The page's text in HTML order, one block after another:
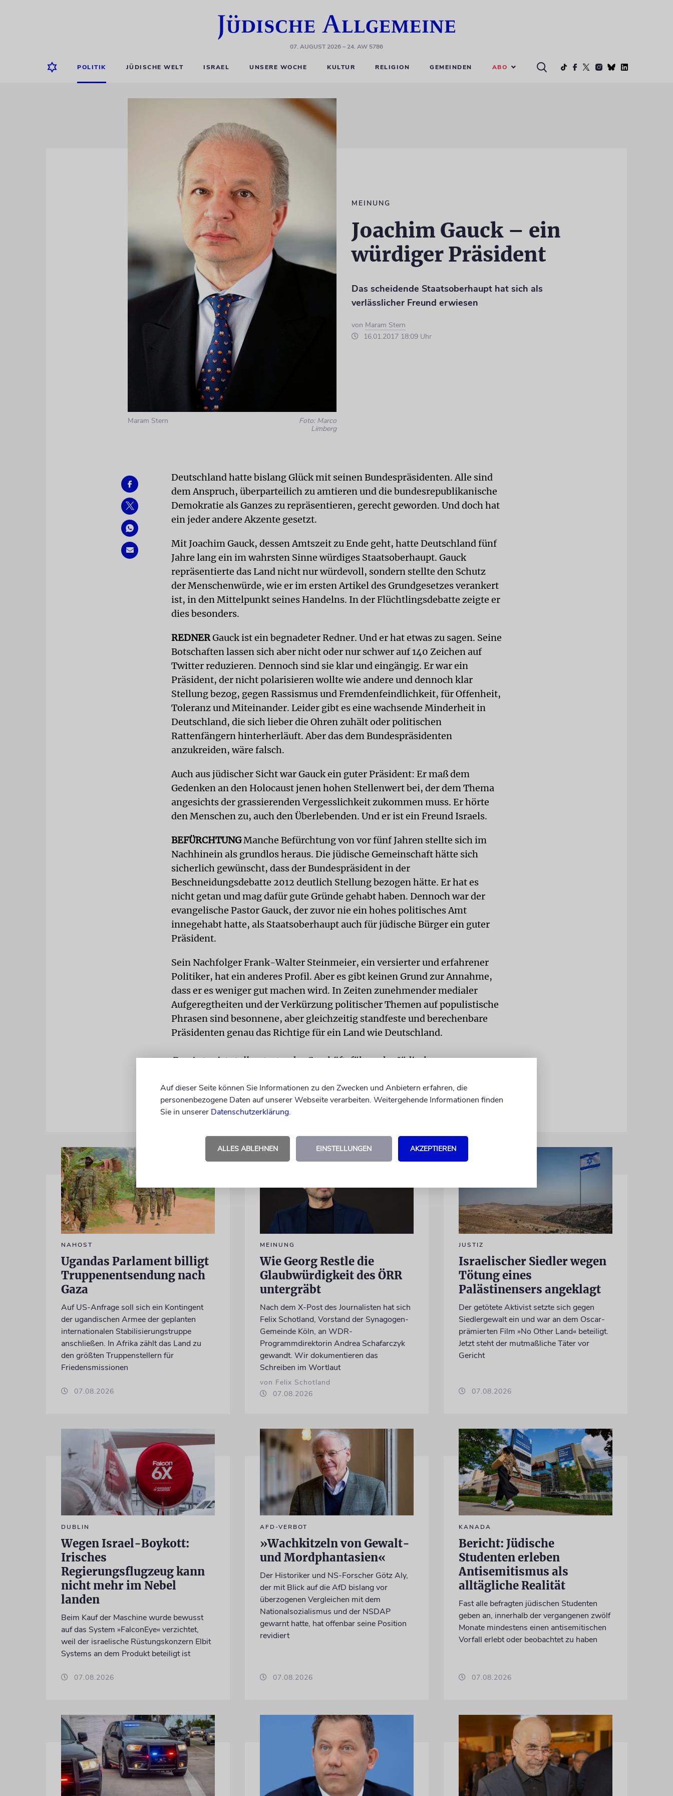
07. AUGUST 2026– 24. AW 5786
POLITIK JÜDISCHE WELT ISRAEL UNSERE WOCHE KULTUR RELIGION GEMEINDEN ABO
Maram Stern
Foto: Marco
Limberg
MEINUNG
Joachim Gauck – ein
würdiger Präsident
Das scheidende Staatsoberhaupt hat sich als
verlässlicher Freund erwiesen
von Maram Stern
16.01.2017 18:09 Uhr
Deutschland hatte bislang Glück mit seinen Bundespräsidenten. Alle sind
dem Anspruch, überparteilich zu amtieren und die bundesrepublikanische
Demokratie als Ganzes zu repräsentieren, gerecht geworden. Und doch hat
ein jeder andere Akzente gesetzt.
Mit Joachim Gauck, dessen Amtszeit zu Ende geht, hatte Deutschland fünf
Jahre lang ein im wahrsten Sinne würdiges Staatsoberhaupt. Gauck
repräsentierte das Land nicht nur würdevoll, sondern stellte den Schutz
der Menschenwürde, wie er im ersten Artikel des Grundgesetzes verankert
ist, in den Mittelpunkt seines Handelns. In der Flüchtlingsdebatte zeigte er
dies besonders.
REDNERGauck ist ein begnadeter Redner. Und er hat etwas zu sagen. Seine
Botschaften lassen sich aber nicht oder nur schwer auf 140 Zeichen auf
Twitter reduzieren. Dennoch sind sie klar und eingängig. Er war ein
Präsident, der nicht polarisieren wollte wie andere und dennoch klar
Stellung bezog, gegen Rassismus und Fremdenfeindlichkeit, für Offenheit,
Toleranz und Miteinander. Leider gibt es eine wachsende Minderheit in
Deutschland, die sich lieber die Ohren zuhält oder politischen
Rattenfängern hinterherläuft. Aber das dem Bundespräsidenten
anzukreiden, wäre falsch.
Auch aus jüdischer Sicht war Gauck ein guter Präsident: Er maß dem
Gedenken an den Holocaust jenen hohen Stellenwert bei, der dem Thema
angesichts der grassierenden Vergesslichkeit zukommen muss. Er hörte
den Menschen zu, auch den Überlebenden. Und er ist ein Freund Israels.
BEFÜRCHTUNGManche Befürchtung von vor fünf Jahren stellte sich im
Nachhinein als grundlos heraus. Die jüdische Gemeinschaft hätte sich
sicherlich gewünscht, dass der Bundespräsident in der
Beschneidungsdebatte 2012 deutlich Stellung bezogen hätte. Er hat es
nicht getan und mag dafür gute Gründe gehabt haben. Dennoch war der
evangelische Pastor Gauck, der zuvor nie ein hohes politisches Amt
innegehabt hatte, als Staatsoberhaupt auch für jüdische Bürger ein guter
Präsident.
Sein Nachfolger Frank-Walter Steinmeier, ein versierter und erfahrener
Politiker, hat ein anderes Profil. Aber es gibt keinen Grund zur Annahme,
dass er es weniger gut machen wird. In Zeiten zunehmender medialer
Aufgeregtheiten und der Verkürzung politischer Themen auf populistische
Phrasen sind besonnene, aber gleichzeitig standfeste und berechenbare
Präsidenten genau das Richtige für ein Land wie Deutschland.
Der Autor ist stellvertretender Geschäftsführer des Jüdischen
NAHOST
Ugandas Parlament billigt
Truppenentsendung nach
Gaza
Auf US-Anfrage soll sich ein Kontingent
der ugandischen Armee der geplanten
internationalen Stabilisierungstruppe
anschließen. In Afrika zählt das Land zu
den größten Truppenstellern für
Friedensmissionen
07.08.2026
MEINUNG
Wie Georg Restle die
Glaubwürdigkeit des ÖRR
untergräbt
Nach dem X-Post des Journalisten hat sich
Felix Schotland, Vorstand der Synagogen-
Gemeinde Köln, an WDR-
Programmdirektorin Andrea Schafarczyk
gewandt. Wir dokumentieren das
Schreiben im Wortlaut
von Felix Schotland
07.08.2026
JUSTIZ
Israelischer Siedler wegen
Tötung eines
Palästinensers angeklagt
Der getötete Aktivist setzte sich gegen
Siedlergewalt ein und war an dem Oscar-
prämierten Film »No Other Land« beteiligt.
Jetzt steht der mutmaßliche Täter vor
Gericht
07.08.2026
DUBLIN
Wegen Israel-Boykott:
Irisches
Regierungsflugzeug kann
nicht mehr im Nebel
landen
Beim Kauf der Maschine wurde bewusst
auf das System »FalconEye« verzichtet,
weil der israelische Rüstungskonzern Elbit
Systems an dem Produkt beteiligt ist
07.08.2026
AFD-VERBOT
»Wachkitzeln von Gewalt-
und Mordphantasien«
Der Historiker und NS-Forscher Götz Aly,
der mit Blick auf die AfD bislang vor
überzogenen Vergleichen mit dem
Nationalsozialismus und der NSDAP
gewarnt hatte, hat offenbar seine Position
revidiert
07.08.2026
KANADA
Bericht: Jüdische
Studenten erleben
Antisemitismus als
alltägliche Realität
Fast alle befragten jüdischen Studenten
geben an, innerhalb der vergangenen zwölf
Monate mindestens einen antisemitischen
Vorfall erlebt oder beobachtet zu haben
07.08.2026
Auf dieser Seite können Sie Informationen zu den Zwecken und Anbietern erfahren, die
personenbezogene Daten auf unserer Webseite verarbeiten. Weitergehende Informationen finden
Sie in unserer Datenschutzerklärung.
ALLES ABLEHNEN EINSTELLUNGEN AKZEPTIEREN